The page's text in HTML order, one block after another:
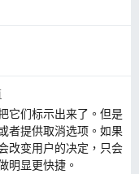
它们标示出来了。但是
者提供取消选项。如果
改变用户的决定，只会
明显更快捷。